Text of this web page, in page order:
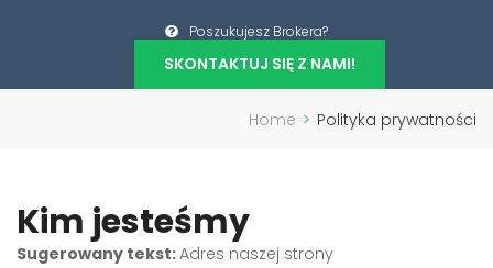
Poszukujesz Brokera?
SKONTAKTUJ SIĘ Z NAMI!
Home > Polityka prywatności
Kim jesteśmy
Sugerowany tekst:Adres naszej strony